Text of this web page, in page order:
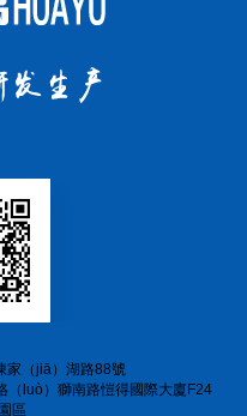
家（jiā）湖路88號
（luò）獅南路愷得國際大廈F24
區